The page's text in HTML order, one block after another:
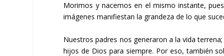
Morimos y nacemos en el mismo instante,
imágenes manifiestan la grandeza de lo que
Nuestros padres nos generaron a la vida
hijos de Dios para siempre. Por eso, también